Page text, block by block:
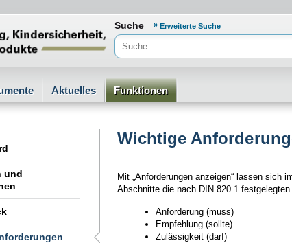
Barrierefreiheit
Suche Erweiterte Suche
Aktuelles Funktionen
und
Wichtige
Mit „Anforderungen anzeigen“ lassen sich
Abschnitte die nach DIN 820 1
Anforderung (muss)
Empfehlung (sollte)
Zulässigkeit (darf)